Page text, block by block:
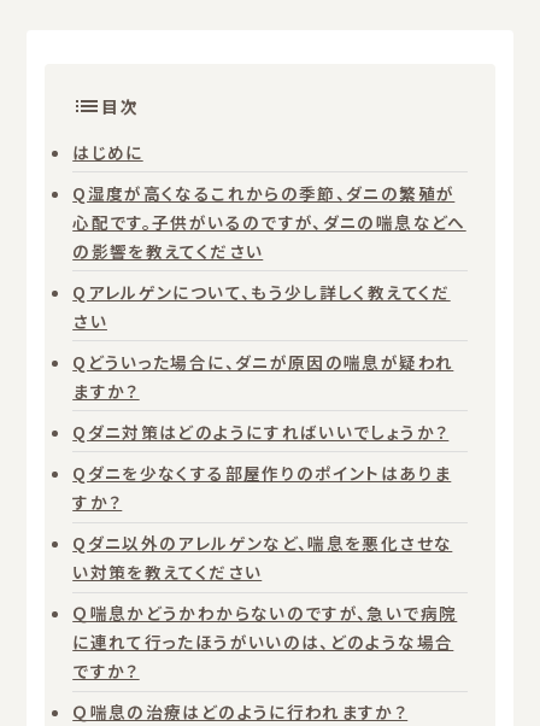
目次
はじめに
Q湿度が高くなるこれからの季節、ダニの繁殖が
心配です。子供がいるのですが、ダニの喘息などへ
の影響を教えてください
Qアレルゲンについて、もう少し詳しく教えてくだ
さい
Qどういった場合に、ダニが原因の喘息が疑われ
ますか？
Qダニ対策はどのようにすればいいでしょうか？
Qダニを少なくする部屋作りのポイントはありま
すか？
Qダニ以外のアレルゲンなど、喘息を悪化させな
い対策を教えてください
Ｑ喘息かどうかわからないのですが、急いで病院
に連れて行ったほうがいいのは、どのような場合
ですか？
Ｑ喘息の治療はどのように行われますか？